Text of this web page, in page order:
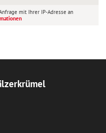
mit Ihrer IP-Adresse an